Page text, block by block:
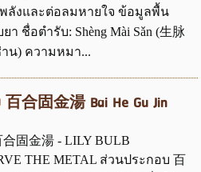
ลังและต่อลมหายใจ ข้อมูลพื้น
า ชื่อตำรับ: Shèng Mài Sǎn (生脉
าน) ความหมา...
百合固金湯 Bai He Gu Jin
固金湯 - LILY BULB
THE METAL ส่วนประกอบ 百